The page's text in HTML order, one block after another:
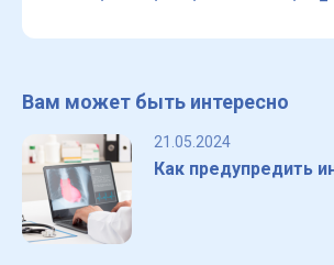
Вам может быть интересно
21.05.2024
Как предупредить